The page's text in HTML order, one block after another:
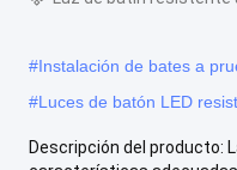
#Instalación de bates a
#Luces de batón LED
Descripción del producto: